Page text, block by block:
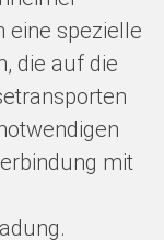
eine spezielle
die auf die
mit